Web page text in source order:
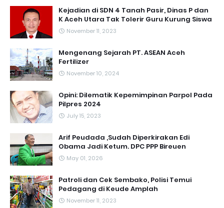
Kejadian di SDN 4 Tanah Pasir, Dinas P dan
K Aceh Utara Tak Tolerir Guru Kurung Siswa
November 11, 2023
Mengenang Sejarah PT. ASEAN Aceh
Fertilizer
November 10, 2024
Opini: Dilematik Kepemimpinan Parpol Pada
Pilpres 2024
July 15, 2023
Arif Peudada ,Sudah Diperkirakan Edi
Obama Jadi Ketum. DPC PPP Bireuen
May 01, 2026
Patroli dan Cek Sembako, Polisi Temui
Pedagang di Keude Amplah
November 11, 2023